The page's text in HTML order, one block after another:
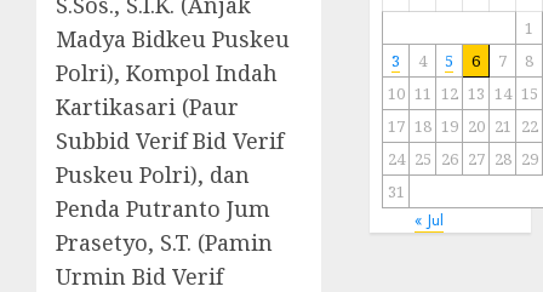
Madya Bidkeu Puskeu
Polri), Kompol Indah
Kartikasari (Paur
Subbid Verif Bid Verif
Puskeu Polri), dan
Penda Putranto Jum
Prasetyo, S.T. (Pamin
Urmin Bid Verif
1
3
4 5 6 7
8
10 11 12 13 14 15
17 18 19 20 21 22
24 25 26 27 28 29
31
« Jul